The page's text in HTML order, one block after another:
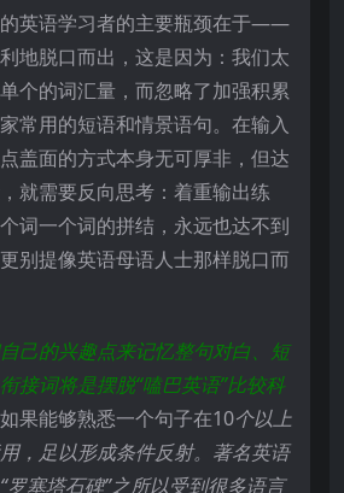
英语学习者的主要瓶颈在于――
地脱口而出，这是因为：我们太
个的词汇量，而忽略了加强积累
常用的短语和情景语句。在输入
盖面的方式本身无可厚非，但达
就需要反向思考：着重输出练
词一个词的拼结，永远也达不到
别提像英语母语人士那样脱口而
己的兴趣点来记忆整句对白、短
接词将是摆脱“嗑巴英语”比较科
如果能够熟悉一个句子在10个以上
，足以形成条件反射。著名英语
罗塞塔石碑”之所以受到很多语言